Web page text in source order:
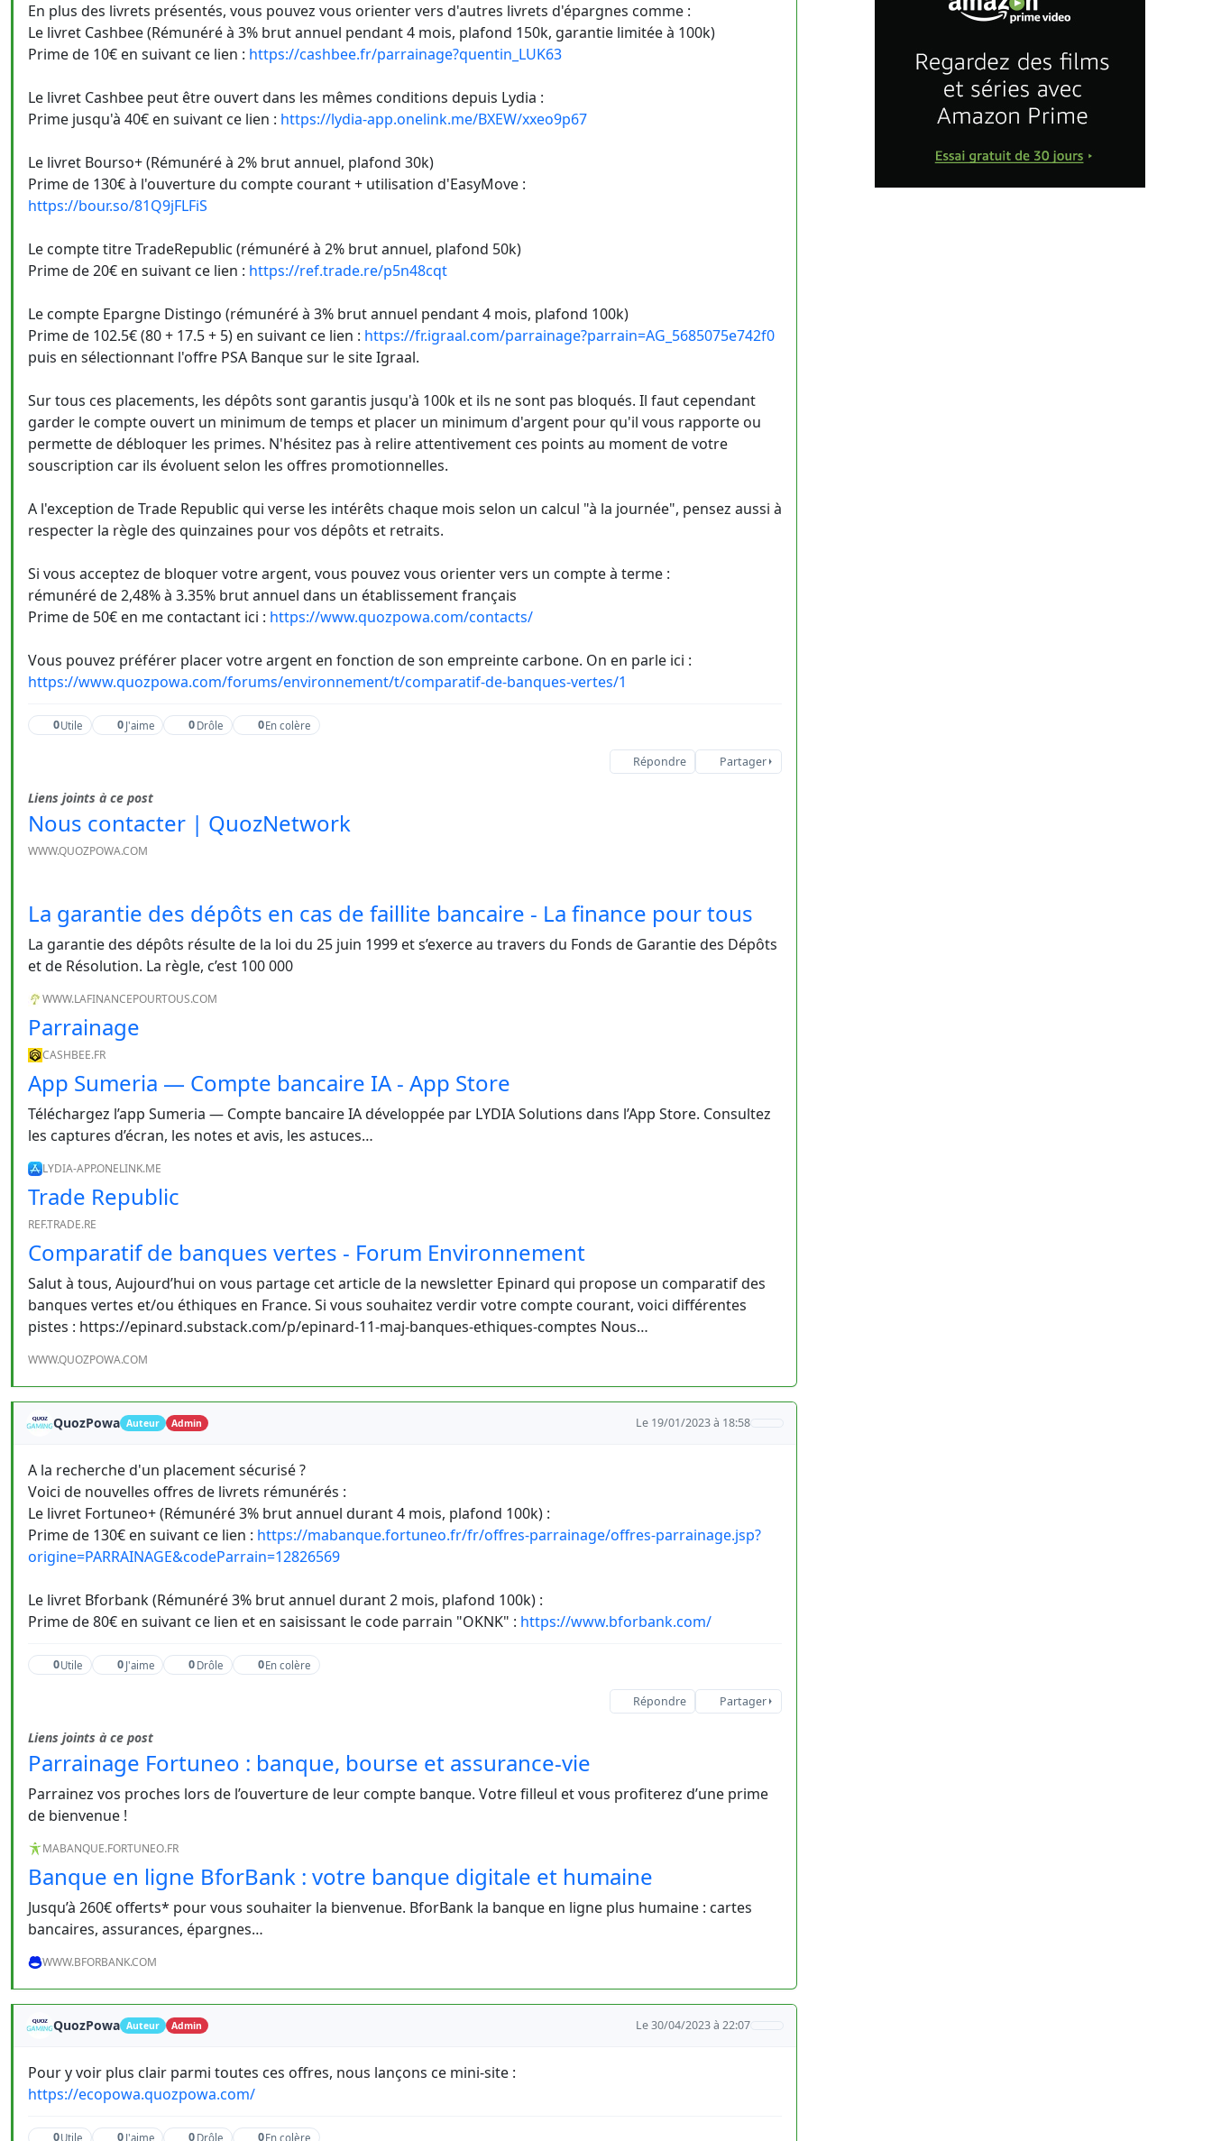
En plus des livrets présentés, vous pouvez vous orienter vers d'autres livrets d'épargnes comme :
Le livret Cashbee (Rémunéré à 3% brut annuel pendant 4 mois, plafond 150k, garantie limitée à 100k)
Prime de 10€ en suivant ce lien : https://cashbee.fr/parrainage?quentin_LUK63
Le livret Cashbee peut être ouvert dans les mêmes conditions depuis Lydia :
Prime jusqu'à 40€ en suivant ce lien : https://lydia-app.onelink.me/BXEW/xxeo9p67
Le livret Bourso+ (Rémunéré à 2% brut annuel, plafond 30k)
Prime de 130€ à l'ouverture du compte courant + utilisation d'EasyMove :
https://bour.so/81Q9jFLFiS
Le compte titre TradeRepublic (rémunéré à 2% brut annuel, plafond 50k)
Prime de 20€ en suivant ce lien : https://ref.trade.re/p5n48cqt
Le compte Epargne Distingo (rémunéré à 3% brut annuel pendant 4 mois, plafond 100k)
Prime de 102.5€ (80 + 17.5 + 5) en suivant ce lien : https://fr.igraal.com/parrainage?parrain=AG_5685075e742f0
puis en sélectionnant l'offre PSA Banque sur le site Igraal.
Sur tous ces placements, les dépôts sont garantis jusqu'à 100k et ils ne sont pas bloqués. Il faut cependant
garder le compte ouvert un minimum de temps et placer un minimum d'argent pour qu'il vous rapporte ou
permette de débloquer les primes. N'hésitez pas à relire attentivement ces points au moment de votre
souscription car ils évoluent selon les offres promotionnelles.
A l'exception de Trade Republic qui verse les intérêts chaque mois selon un calcul "à la journée", pensez aussi à
respecter la règle des quinzaines pour vos dépôts et retraits.
Si vous acceptez de bloquer votre argent, vous pouvez vous orienter vers un compte à terme :
rémunéré de 2,48% à 3.35% brut annuel dans un établissement français
Prime de 50€ en me contactant ici : https://www.quozpowa.com/contacts/
Vous pouvez préférer placer votre argent en fonction de son empreinte carbone. On en parle ici :
https://www.quozpowa.com/forums/environnement/t/comparatif-de-banques-vertes/1
0Utile 0 J'aime 0 Drôle 0En colère
Répondre Partager
Liens joints à ce post
Nous contacter | QuozNetwork
WWW.QUOZPOWA.COM
La garantie des dépôts en cas de faillite bancaire - La finance pour tous
La garantie des dépôts résulte de la loi du 25 juin 1999 et s’exerce au travers du Fonds de Garantie des Dépôts
et de Résolution. La règle, c’est 100 000
WWW.LAFINANCEPOURTOUS.COM
Parrainage
CASHBEE.FR
App Sumeria — Compte bancaire IA - App Store
Téléchargez l’app Sumeria — Compte bancaire IA développée par LYDIA Solutions dans l’App Store. Consultez
les captures d’écran, les notes et avis, les astuces…
LYDIA-APP.ONELINK.ME
Trade Republic
REF.TRADE.RE
Comparatif de banques vertes - Forum Environnement
Salut à tous, Aujourd’hui on vous partage cet article de la newsletter Epinard qui propose un comparatif des
banques vertes et/ou éthiques en France. Si vous souhaitez verdir votre compte courant, voici différentes
pistes : https://epinard.substack.com/p/epinard-11-maj-banques-ethiques-comptes Nous…
WWW.QUOZPOWA.COM
QuozPowa Auteur Admin Le 19/01/2023 à 18:58
A la recherche d'un placement sécurisé ?
Voici de nouvelles offres de livrets rémunérés :
Le livret Fortuneo+ (Rémunéré 3% brut annuel durant 4 mois, plafond 100k) :
Prime de 130€ en suivant ce lien : https://mabanque.fortuneo.fr/fr/offres-parrainage/offres-parrainage.jsp?
origine=PARRAINAGE&codeParrain=12826569
Le livret Bforbank (Rémunéré 3% brut annuel durant 2 mois, plafond 100k) :
Prime de 80€ en suivant ce lien et en saisissant le code parrain "OKNK" : https://www.bforbank.com/
0Utile 0 J'aime 0 Drôle 0En colère
Répondre Partager
Liens joints à ce post
Parrainage Fortuneo : banque, bourse et assurance-vie
Parrainez vos proches lors de l’ouverture de leur compte banque. Votre filleul et vous profiterez d’une prime
de bienvenue !
MABANQUE.FORTUNEO.FR
Banque en ligne BforBank : votre banque digitale et humaine
Jusqu’à 260€ offerts* pour vous souhaiter la bienvenue. BforBank la banque en ligne plus humaine : cartes
bancaires, assurances, épargnes…
WWW.BFORBANK.COM
QuozPowa Auteur Admin Le 30/04/2023 à 22:07
Pour y voir plus clair parmi toutes ces offres, nous lançons ce mini-site :
https://ecopowa.quozpowa.com/
0Utile 0 J'aime 0 Drôle 0En colère